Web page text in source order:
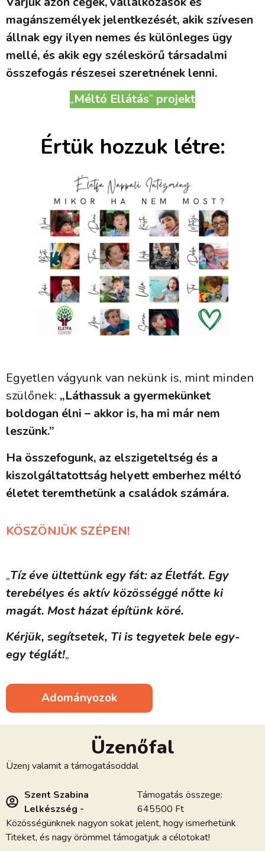
magánszemélyek jelentkezését, akik szívesen
állnak egy ilyen nemes és különleges ügy
mellé, és akik egy széleskörű társadalmi
összefogás részesei szeretnének lenni.
„Méltó Ellátás” projekt
Értük hozzuk létre:
Egyetlen vágyunk van nekünk is, mint minden
szülőnek: „Láthassuk a gyermekünket
boldogan élni – akkor is, ha mi már nem
leszünk.”
Ha összefogunk, az elszigeteltség és a
kiszolgáltatottság helyett emberhez méltó
életet teremthetünk a családok számára.
KÖSZÖNJÜK SZÉPEN!
„Tíz éve ültettünk egy fát: az Életfát. Egy
terebélyes és aktív közösséggé nőtte ki
magát. Most házat építünk köré.
Kérjük, segítsetek, Ti is tegyetek bele egy-
egy téglát!„
Adományozok
Üzenőfal
Üzenj valamit a támogatásoddal
Szent Szabina
Lelkészség -
Támogatás összege:
645500 Ft
Közösségünknek nagyon sokat jelent, hogy ismerhetünk
Titeket, és nagy örömmel támogatjuk a célotokat!